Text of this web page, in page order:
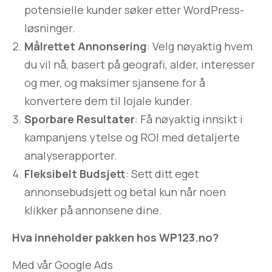
potensielle kunder søker etter WordPress-
løsninger.
Målrettet Annonsering: Velg nøyaktig hvem
du vil nå, basert på geografi, alder, interesser
og mer, og maksimer sjansene for å
konvertere dem til lojale kunder.
Sporbare Resultater: Få nøyaktig innsikt i
kampanjens ytelse og ROI med detaljerte
analyserapporter.
Fleksibelt Budsjett: Sett ditt eget
annonsebudsjett og betal kun når noen
klikker på annonsene dine.
Hva inneholder pakken hos WP123.no?
Med vår Google Ads